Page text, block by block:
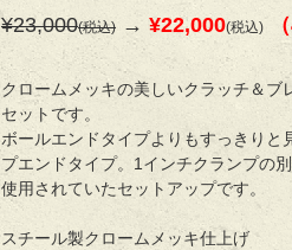
¥23,000(税込) → ¥22,000(税込)
クロームメッキの美しいクラッチ＆ブ
セットです。
ボールエンドタイプよりもすっきりと
プエンドタイプ。1インチクランプの
使用されていたセットアップです。
スチール製クロームメッキ仕上げ